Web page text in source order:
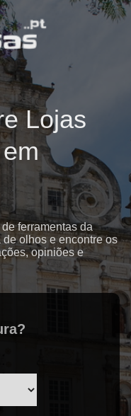
Lojas
ferramentas da
olhos e encontre os
opiniões e